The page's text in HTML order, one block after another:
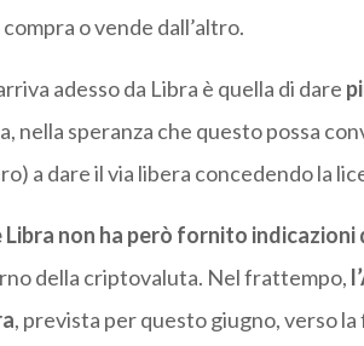
o vende dall’altro.
adesso da Libra è quella di dare
nella speranza che questo possa
a dare il via libera concedendo la
Libra non ha però fornito
della criptovaluta. Nel frattempo,
, prevista per questo giugno, verso